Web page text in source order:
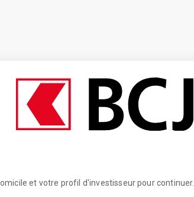
et votre profil d'investisseur pour continuer.